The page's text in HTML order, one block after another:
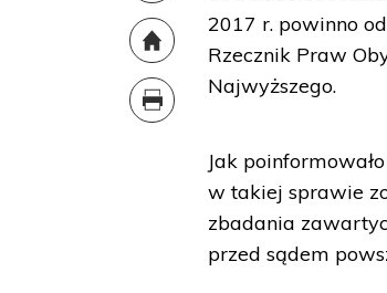
2017 r. powinno
Rzecznik Praw
Najwyższego.
Jak
w takiej sprawie
zbadania
przed sądem